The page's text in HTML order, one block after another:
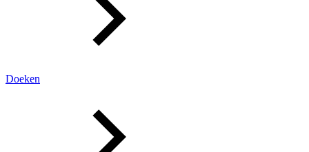
Doeken